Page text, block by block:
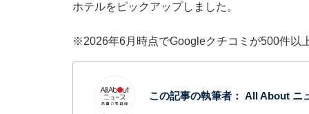
ホテルをピックアップしました。
※2026年6月時点でGoogleクチコミが500件以
この記事の執筆者： All About ニ